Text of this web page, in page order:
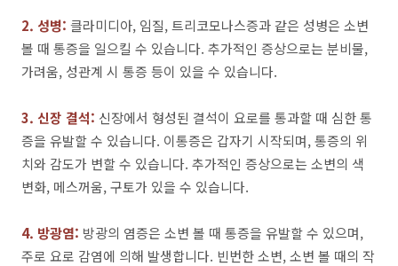
2. 성병: 클라미디아, 임질, 트리코모나스증과 같은 성병은 소변
볼 때 통증을 일으킬 수 있습니다. 추가적인 증상으로는 분비물,
가려움, 성관계 시 통증 등이 있을 수 있습니다.
3. 신장 결석: 신장에서 형성된 결석이 요로를 통과할 때 심한 통
증을 유발할 수 있습니다. 이통증은 갑자기 시작되며, 통증의 위
치와 감도가 변할 수 있습니다. 추가적인 증상으로는 소변의 색
변화, 메스꺼움, 구토가 있을 수 있습니다.
4. 방광염: 방광의 염증은 소변 볼 때 통증을 유발할 수 있으며,
주로 요로 감염에 의해 발생합니다. 빈번한 소변, 소변 볼 때의 작